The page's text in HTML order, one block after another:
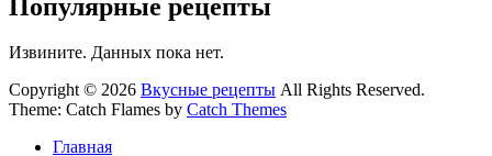
Популярные рецепты
Извините. Данных пока нет.
Copyright © 2026 Вкусные рецепты All Rights Reserved.
Theme: Catch Flames by Catch Themes
Главная